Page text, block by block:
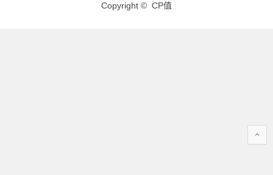
Copyright © CP值